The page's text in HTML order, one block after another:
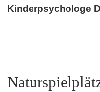
Kinderpsychologe